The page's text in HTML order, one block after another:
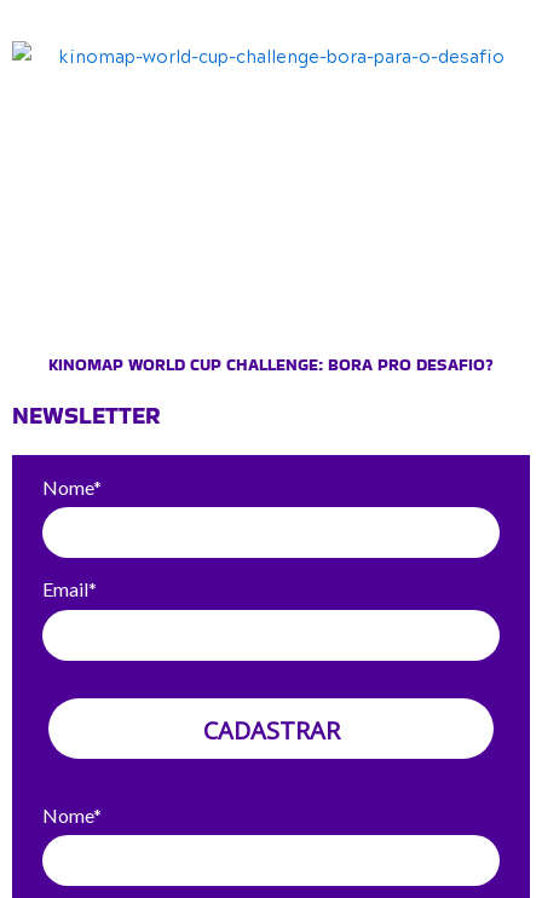
KINOMAP WORLD CUP CHALLENGE: BORA PRO DESAFIO?
NEWSLETTER
Nome*
Email*
CADASTRAR
Nome*